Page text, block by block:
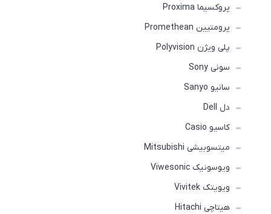
پروکسیما Proxima
پرومتیین Promethean
پلی ویژن Polyvision
سونی Sony
سانیو Sanyo
دل Dell
کاسیو Casio
میتسوبیشی Mitsubishi
ویوسونیک Viwesonic
ویویتک Vivitek
هیتاچی Hitachi